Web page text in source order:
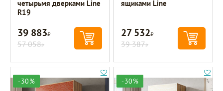
четырьмя дверками Line
R19
39 883Р
57 058Р
ящиками Line
27 532Р
39 387Р
-30% -30%